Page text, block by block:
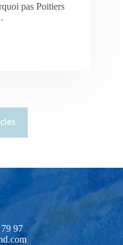
pas Poitiers
97‬